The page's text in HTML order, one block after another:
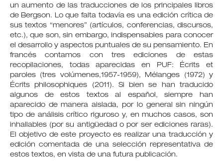
un aumento de las traducciones de los principales libros
de Bergson. Lo que falta todavía es una edición crítica de
sus textos “menores” (artículos, conferencias, discursos,
etc.), que son, sin embargo, indispensables para conocer
el desarrollo y aspectos puntuales de su pensamiento. En
francés contamos con tres ediciones de estas
recopilaciones, todas aparecidas en PUF: Écrits et
paroles (tres volúmenes,1957-1959), Mélanges (1972) y
Écrits philosophiques (2011). Si bien se han traducido
algunos de estos textos al español, siempre han
aparecido de manera aislada, por lo general sin ningún
tipo de análisis crítico riguroso y, en muchos casos, son
inhallables (por su antigüedad o por ser ediciones raras).
El objetivo de este proyecto es realizar una traducción y
edición comentada de una selección representativa de
estos textos, en vista de una futura publicación.